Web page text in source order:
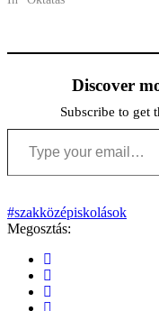
Discover
Subscribe to get
Type your email…
#szakközépiskolások
Megosztás: